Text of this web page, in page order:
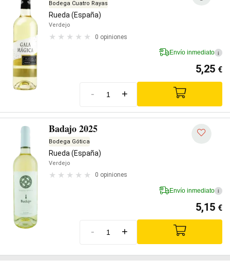
Bodega Cuatro Rayas
Rueda (España)
Verdejo
0 opiniones
Envío inmediato i
5,25 €
- +
Badajo 2025
Bodega Gótica
Rueda (España)
Verdejo
0 opiniones
Envío inmediato i
5,15 €
- +